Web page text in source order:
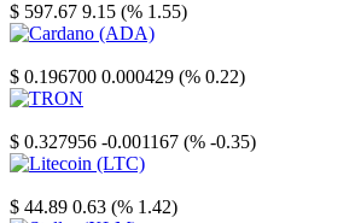
$ 597.67 9.15 (% 1.55)
$ 0.196700 0.000429 (% 0.22)
$ 0.327956 -0.001167 (% -0.35)
$ 44.89 0.63 (% 1.42)